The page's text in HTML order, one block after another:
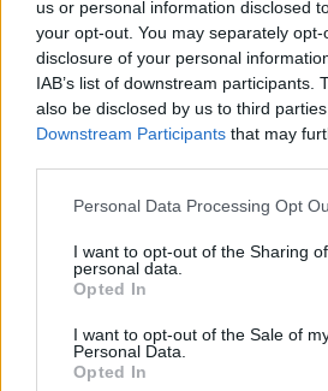
us or personal information disclosed
your opt-out. You may separately
disclosure of your personal
IAB’s list of downstream participants.
also be disclosed by us to third
Downstream Participants that may
Personal Data Processing Opt
I want to opt-out of the Sharing
personal data.
Opted In
I want to opt-out of the Sale of
Personal Data.
Opted In
T. szereti a fiatal
Pedig szóltam… –
A legidegesítőbb
gyűjteménye
Elyna Robbs: Adéle